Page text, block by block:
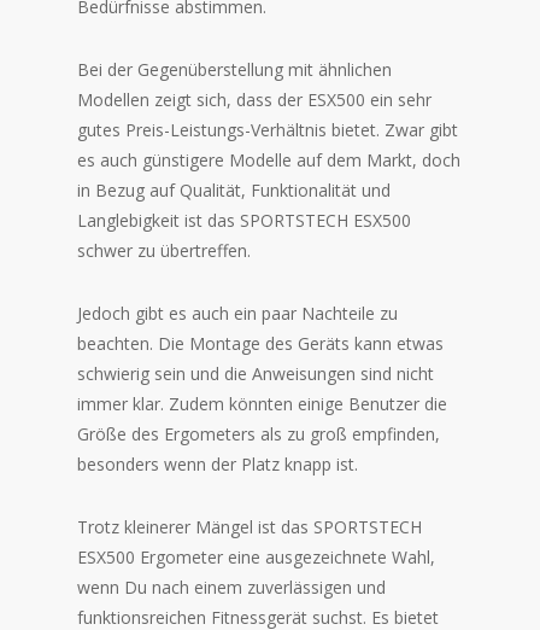
Bedürfnisse abstimmen.
Bei der Gegenüberstellung mit ähnlichen
Modellen zeigt sich, dass der ESX500 ein sehr
gutes Preis-Leistungs-Verhältnis bietet. Zwar gibt
es auch günstigere Modelle auf dem Markt, doch
in Bezug auf Qualität, Funktionalität und
Langlebigkeit ist das SPORTSTECH ESX500
schwer zu übertreffen.
Jedoch gibt es auch ein paar Nachteile zu
beachten. Die Montage des Geräts kann etwas
schwierig sein und die Anweisungen sind nicht
immer klar. Zudem könnten einige Benutzer die
Größe des Ergometers als zu groß empfinden,
besonders wenn der Platz knapp ist.
Trotz kleinerer Mängel ist das SPORTSTECH
ESX500 Ergometer eine ausgezeichnete Wahl,
wenn Du nach einem zuverlässigen und
funktionsreichen Fitnessgerät suchst. Es bietet